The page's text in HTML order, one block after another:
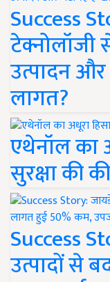
Success
उत्पादन
लागत?
एथेनॉल का
सुरक्षा की
Success
उत्पादों से